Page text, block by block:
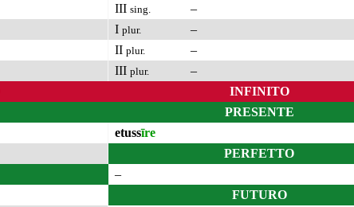
III sing.
–
I plur.
–
II plur.
–
III plur.
–
INFINITO
PRESENTE
etussīre
PERFETTO
–
FUTURO